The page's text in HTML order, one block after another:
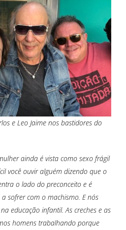
e Leo Jaime nos bastidores do
ainda é vista como sexo frágil
você ouvir alguém dizendo que o
o lado do preconceito e é
sofrer com o machismo. E nós
educação infantil. As creches e as
homens trabalhando porque